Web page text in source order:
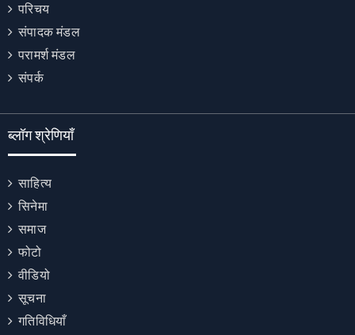
परिचय
संपादक मंडल
परामर्श मंडल
संपर्क
ब्लॉग श्रेणियाँ
साहित्य
सिनेमा
समाज
फोटो
वीडियो
सूचना
गतिविधियाँ